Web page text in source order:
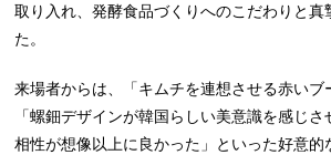
取り入れ、発酵食品づくりへのこだわりと真
た。
来場者からは、「キムチを連想させる赤いブ
「螺鈿デザインが韓国らしい美意識を感じ
相性が想像以上に良かった」といった好意